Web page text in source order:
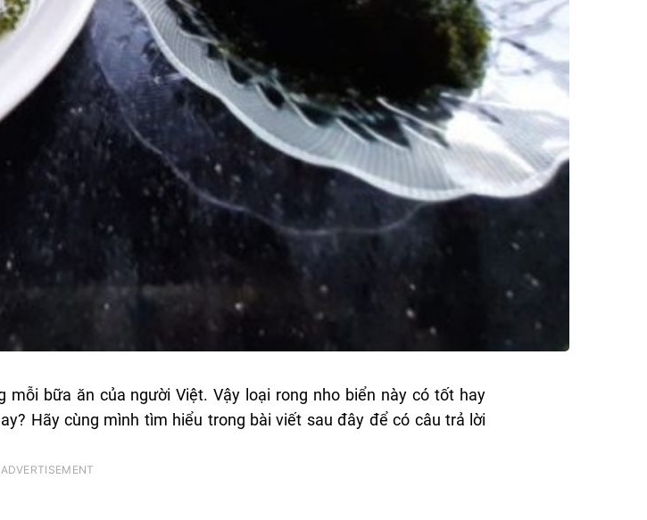
bữa ăn của người Việt. Vậy loại rong nho biển này có tốt hay
Hãy cùng mình tìm hiểu trong bài viết sau đây để có câu trả lời